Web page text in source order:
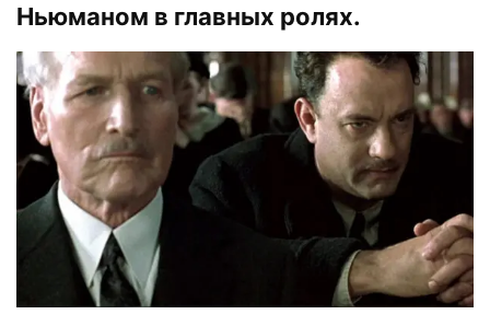
Ньюманом в главных ролях.